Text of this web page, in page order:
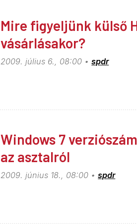
Mire figyeljünk külső
vásárlásakor?
2009. július 6., 08:00 spdr
Windows 7
az asztalról
2009. június 18., 08:00 spdr